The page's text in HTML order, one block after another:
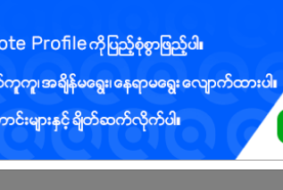
အနည်းဆုံး (3) နှစ်ရှိရမည်
ကောင်းမွန်ရမည်
ဖြစ်ရမည်
Solving Skill ကောင်းမွန်ရမည်
အသုံးပြုနိုင်ရမည်
န်းသိမ်းနိုင်ရမည်
ပ်ကိုင်နိုင်ရမည်
မည်
န်သူ ဦးစားပေးမည်